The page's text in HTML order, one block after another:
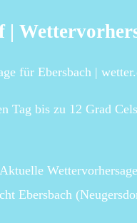
|
für Ebersbach |
Tag bis zu 12 Grad
Ebersbach